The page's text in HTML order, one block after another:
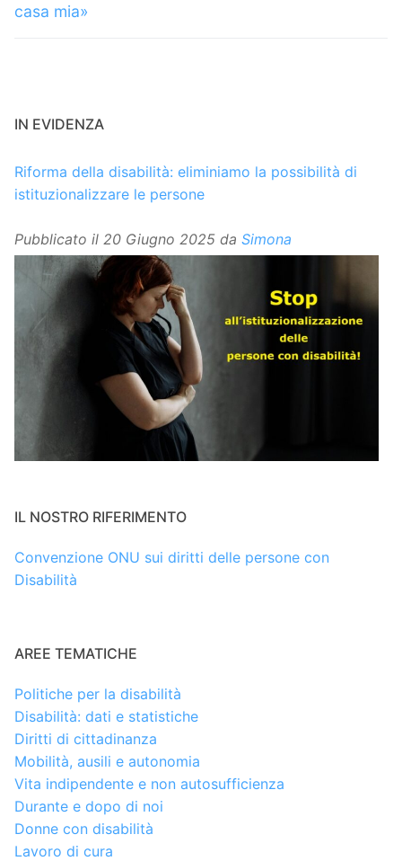
casa mia»
IN EVIDENZA
Riforma della disabilità: eliminiamo la possibilità di
istituzionalizzare le persone
Pubblicato il 20 Giugno 2025 da Simona
IL NOSTRO RIFERIMENTO
Convenzione ONU sui diritti delle persone con
Disabilità
AREE TEMATICHE
Politiche per la disabilità
Disabilità: dati e statistiche
Diritti di cittadinanza
Mobilità, ausili e autonomia
Vita indipendente e non autosufficienza
Durante e dopo di noi
Donne con disabilità
Lavoro di cura